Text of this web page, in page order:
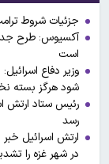
جزئیات شروط
آکسیوس: طرح
است
وزیر دفاع
شود هرگز بسته
رئیس ستاد ارتش
رسد
ارتش اسرائیل
در شهر غزه را